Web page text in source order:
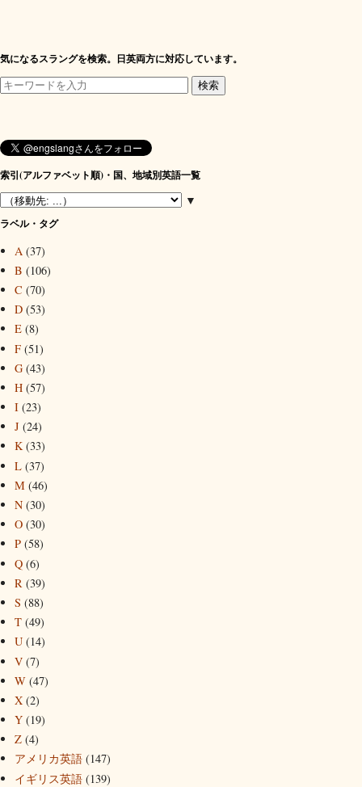
気になるスラングを検索。日英両方に対応しています。
索引(アルファベット順)・国、地域別英語一覧
▼
ラベル・タグ
A (37)
B (106)
C (70)
D (53)
E (8)
F (51)
G (43)
H (57)
I (23)
J (24)
K (33)
L (37)
M (46)
N (30)
O (30)
P (58)
Q (6)
R (39)
S (88)
T (49)
U (14)
V (7)
W (47)
X (2)
Y (19)
Z (4)
アメリカ英語 (147)
イギリス英語 (139)